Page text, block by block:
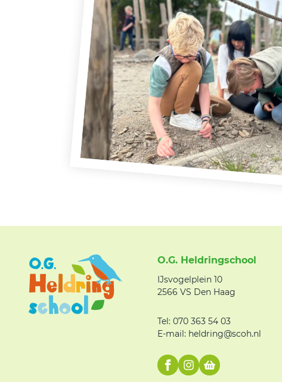
O.G. Heldringschool
IJsvogelplein 10
2566 VS Den Haag
Tel: 070 363 54 03
E-mail: heldring@scoh.nl